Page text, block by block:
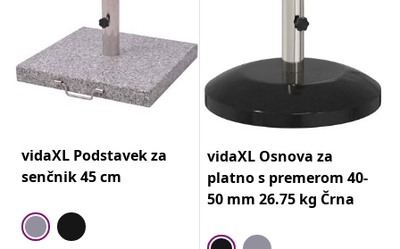
vidaXL Podstavek za
senčnik 45 cm
vidaXL Osnova za
platno s premerom 40-
50 mm 26.75 kg Črna